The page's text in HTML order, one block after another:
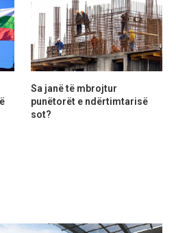
Sa janë të mbrojtur
punëtorët e ndërtimtarisë
sot?